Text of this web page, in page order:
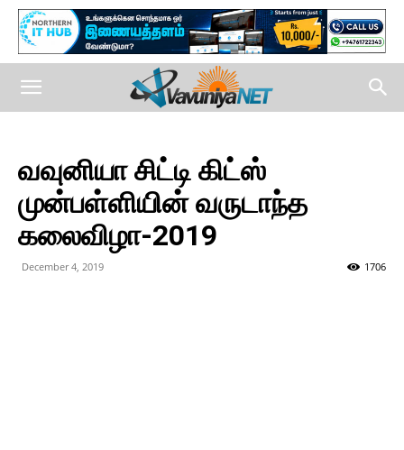
வவுனியா சிட்டி கிட்ஸ்
முன்பள்ளியின் வருடாந்த
கலைவிழா-2019
December 4, 2019 1706